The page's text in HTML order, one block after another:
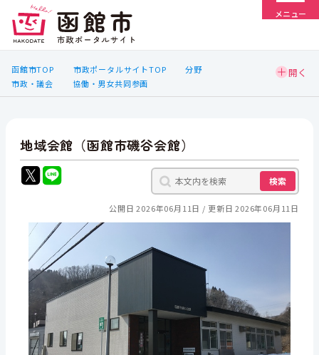
メニュー
函館市TOP 市政ポータルサイトTOP
分野
市政・議会
協働・男女共同参画
地域会館（函館市磯谷会館）
検索
公開日 2026年06月11日 更新日 2026年06月11日